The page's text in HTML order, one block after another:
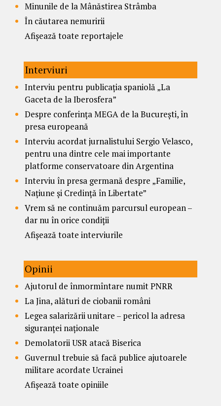
Minunile de la Mânăstirea Strâmba
În căutarea nemuririi
Afișează toate reportajele
Interviuri
Interviu pentru publicația spaniolă „La
Gaceta de la Iberosfera”
Despre conferința MEGA de la București, în
presa europeană
Interviu acordat jurnalistului Sergio Velasco,
pentru una dintre cele mai importante
platforme conservatoare din Argentina
Interviu în presa germană despre „Familie,
Națiune și Credință în Libertate”
Vrem să ne continuăm parcursul european –
dar nu în orice condiții
Afișează toate interviurile
Opinii
Ajutorul de înmormîntare numit PNRR
La Jina, alături de ciobanii români
Legea salarizării unitare – pericol la adresa
siguranței naționale
Demolatorii USR atacă Biserica
Guvernul trebuie să facă publice ajutoarele
militare acordate Ucrainei
Afișează toate opiniile